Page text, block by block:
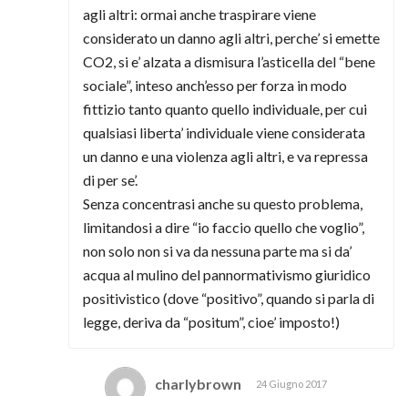
agli altri: ormai anche traspirare viene
considerato un danno agli altri, perche’ si emette
CO2, si e’ alzata a dismisura l’asticella del “bene
sociale”, inteso anch’esso per forza in modo
fittizio tanto quanto quello individuale, per cui
qualsiasi liberta’ individuale viene considerata
un danno e una violenza agli altri, e va repressa
di per se’.
Senza concentrasi anche su questo problema,
limitandosi a dire “io faccio quello che voglio”,
non solo non si va da nessuna parte ma si da’
acqua al mulino del pannormativismo giuridico
positivistico (dove “positivo”, quando si parla di
legge, deriva da “positum”, cioe’ imposto!)
charlybrown 24 Giugno 2017